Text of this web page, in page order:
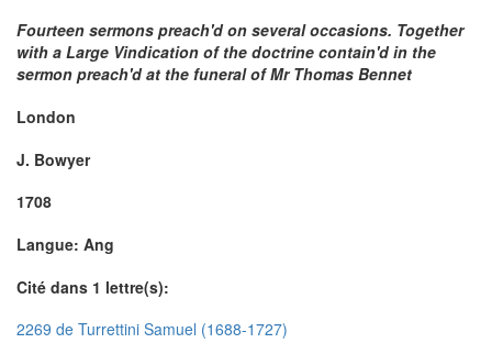
Fourteen sermons preach'd on several occasions. Together
with a Large Vindication of the doctrine contain'd in the
sermon preach'd at the funeral of Mr Thomas Bennet
London
J. Bowyer
1708
Langue: Ang
Cité dans 1 lettre(s):
2269 de Turrettini Samuel (1688-1727)